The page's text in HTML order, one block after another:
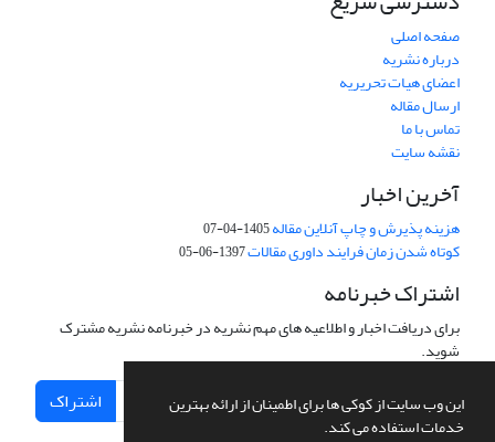
این وب سایت از کوکی ها برای اطمینان از ارائه بهترین
خدمات استفاده می کند.
صفحه اصلی
درباره نشریه
اعضای هیات تحریریه
ارسال مقاله
تماس با ما
نقشه سایت
آخرین اخبار
هزینه پذیرش و چاپ آنلاین مقاله1405-04-07
کوتاه شدن زمان فرایند داوری مقالات1397-06-05
اشتراک خبرنامه
برای دریافت اخبار و اطلاعیه های مهم نشریه در خبرنامه نشریه مشترک
شوید.
اشتراک